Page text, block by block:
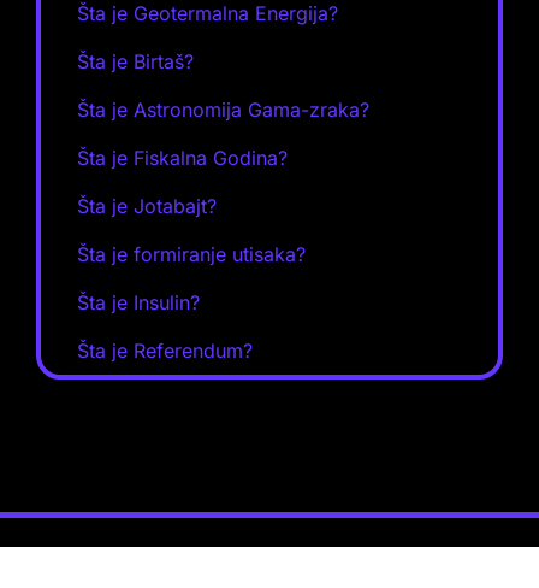
Šta je Geotermalna Energija?
Šta je Birtaš?
Šta je Astronomija Gama-zraka?
Šta je Fiskalna Godina?
Šta je Jotabajt?
Šta je formiranje utisaka?
Šta je Insulin?
Šta je Referendum?